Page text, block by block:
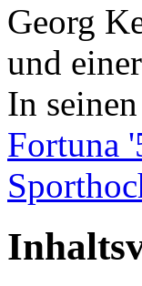
Georg
und
In
Fortuna